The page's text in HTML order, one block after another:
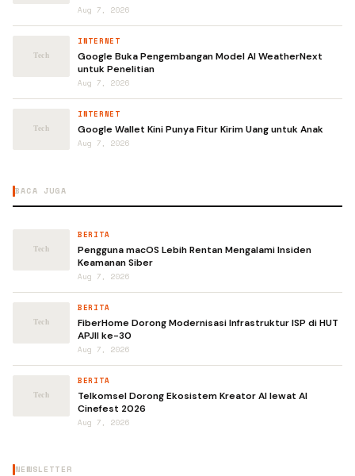
Aug 7, 2026
INTERNET
Google Buka Pengembangan Model AI WeatherNext
untuk Penelitian
Aug 7, 2026
INTERNET
Google Wallet Kini Punya Fitur Kirim Uang untuk Anak
Aug 7, 2026
BACA JUGA
BERITA
Pengguna macOS Lebih Rentan Mengalami Insiden
Keamanan Siber
Aug 7, 2026
BERITA
FiberHome Dorong Modernisasi Infrastruktur ISP di HUT
APJII ke-30
Aug 7, 2026
BERITA
Telkomsel Dorong Ekosistem Kreator AI lewat AI
Cinefest 2026
Aug 7, 2026
NEWSLETTER